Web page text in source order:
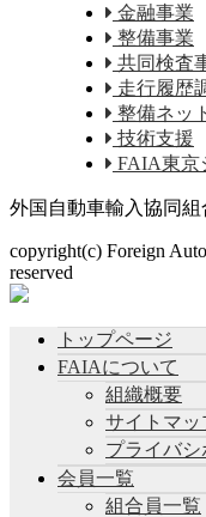
金融事業
整備事業
共同検査
走行履歴
整備ネッ
技術支援
FAIA東京
外国自動車輸入協同組
copyright(c) Foreign
reserved
トップページ
FAIAについて
組織概要
サイトマッ
プライバシ
会員一覧
組合員一覧